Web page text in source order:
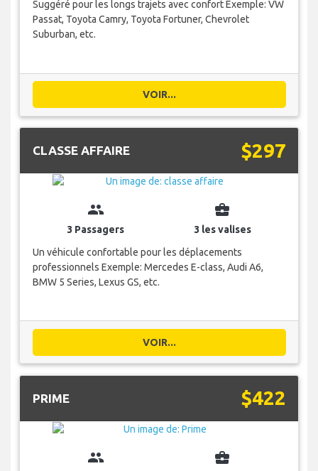
Suggéré pour les longs trajets avec confort Exemple: VW
Passat, Toyota Camry, Toyota Fortuner, Chevrolet
Suburban, etc.
VOIR...
CLASSE AFFAIRE $297
group
3 Passagers
business_center
3 les valises
Un véhicule confortable pour les déplacements
professionnels Exemple: Mercedes E-class, Audi A6,
BMW 5 Series, Lexus GS, etc.
VOIR...
PRIME $422
group business_center